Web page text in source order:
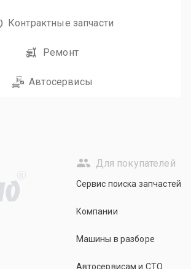
Контрактные запчасти
Ремонт
Автосервисы
R
Для покупателей
Сервис поиска запчастей
Компании
Машины в разборе
Автосервисам и СТО